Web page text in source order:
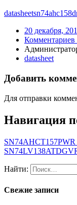
datasheet
20 декабря,
Комментариев
datasheet
Добавить
Для отправки
Навигация
SN74AHCT157PWR
Найти:
Свежие записи